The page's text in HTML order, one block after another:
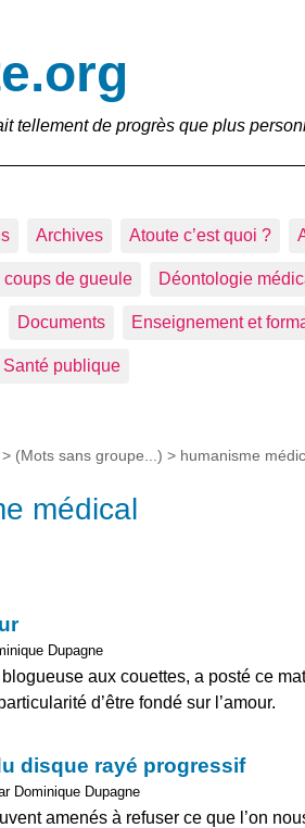
tellement de progrès que plus
Archives Atoute c’est quoi ?
de gueule Déontologie
Documents Enseignement et
Santé publique
(Mots sans groupe...) > humanisme
médical
Dupagne
aux couettes, a posté ce
d’être fondé sur l’amour.
disque rayé progressif
Dominique Dupagne
amenés à refuser ce que l’on